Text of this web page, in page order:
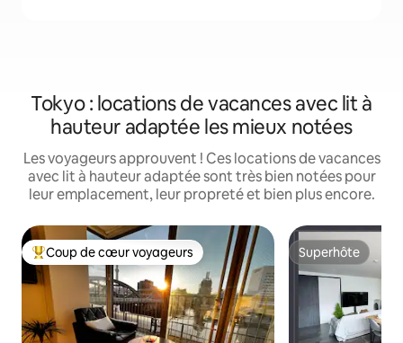
Tokyo : locations de vacances avec lit à
hauteur adaptée les mieux notées
Les voyageurs approuvent ! Ces locations de vacances
avec lit à hauteur adaptée sont très bien notées pour
leur emplacement, leur propreté et bien plus encore.
Coups de cœur voyageurs les plus appréciés
Coup de cœur voyageurs Superhôte
Superhôte